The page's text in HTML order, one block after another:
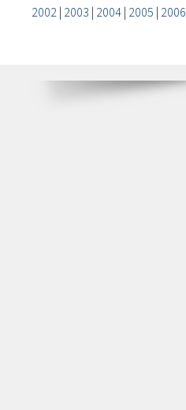
2002| 2003 | 2004| 2005 | 2006